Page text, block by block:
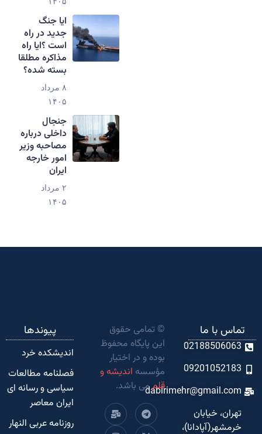
۱۴۰۵
ایا جنگ
جدید در راه
است ؟ایا راه
مذاکره مطلقا
بسته شده؟
۸ مرداد
۱۴۰۵
جنجال
داخلی درباره
مصاحبه وزیر
امور خارجه
ایران
۲ مرداد
۱۴۰۵
تماس با ما
02188506063
09201052183
dabirimehr@gmail.com
تهران، خیابان
خرمشهر(آپادانا)،
© تمامی حقوق
این پایگاه محفوظ
بوده و در اختیار
مؤسسه اندیشه و
قلممی باشد.
پیوندها
اندیشکده‌ خرد
فصلنامه مطالعات
سیاسی و رسانه ای
ایران معاصر
روزنامه عربی النهار